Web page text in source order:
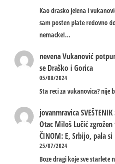
Kao drasko jelena i
sam posten plate redovno
nemacke!…
nevenaVukanović
se Draško i Gorica
05/08/2024
Sta reci za vukanovica? nije
jovanmravica
Otac Miloš Lučić
ČINOM: E, Srbijo, pala
25/07/2024
Boze dragi koje sve starlete